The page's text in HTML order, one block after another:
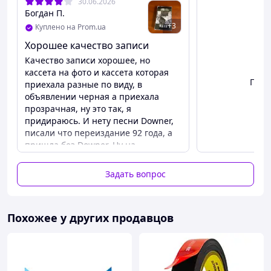
Формат:Кассета , альбом 1989 года
Выпущенный : 2024
Жанр:Стиль : Хард-рок , альтернативный рок
1. «Blew»
Обкурен
2.
«Floyd
the
Barber»
хер
Флойд
«About a
Girl»
О
девушке
4. «School» Школа 2:42
5.
Buzz»
(кавер
Робби
ван
Любовна
я
трясучка
Богдан П.
Куплено на Prom.ua +3
Хорошее качество записи
Качество записи хорошее, но
кассета на фото и кассета которая
приехала разные по виду, в
объявлении черная а приехала
прозрачная, ну это так, я
придираюсь. И нету песни Downer,
писали что переиздание 92 года, а
пришла без Downer. Ну на
вкладышем, он огромный что аж
пришлось обрезать. Ну а так кассета
Задать вопрос
Похожее у других продавцов